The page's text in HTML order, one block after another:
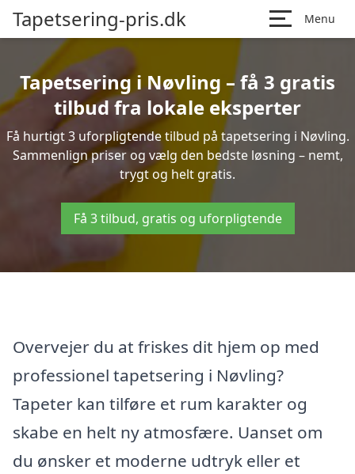
Tapetsering-pris.dk Menu
Tapetsering i Nøvling – få 3 gratis
tilbud fra lokale eksperter
Få hurtigt 3 uforpligtende tilbud på tapetsering i Nøvling.
Sammenlign priser og vælg den bedste løsning – nemt,
trygt og helt gratis.
Få 3 tilbud, gratis og uforpligtende
Overvejer du at friskes dit hjem op med
professionel tapetsering i Nøvling?
Tapeter kan tilføre et rum karakter og
skabe en helt ny atmosfære. Uanset om
du ønsker et moderne udtryk eller et